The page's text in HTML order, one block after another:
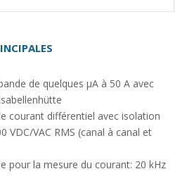
de quelques μA à 50 A avec
courant différentiel avec isolation
VDC/VAC RMS (canal à canal et
pour la mesure du courant: 20 kHz